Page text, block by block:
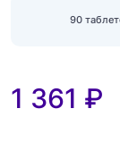
90
1 361 ₽